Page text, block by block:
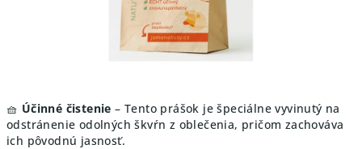
🧺 Účinné čistenie – Tento prášok je špeciálne vyvinutý na
odstránenie odolných škvŕn z oblečenia, pričom zachováva
ich pôvodnú jasnosť.